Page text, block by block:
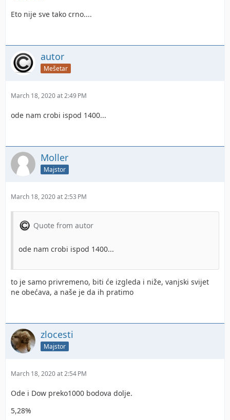
Eto nije sve tako crno....
autor
Mešetar
March 18, 2020 at 2:49 PM
ode nam crobi ispod 1400...
Moller
Majstor
March 18, 2020 at 2:53 PM
Quote from autor
ode nam crobi ispod 1400...
to je samo privremeno, biti će izgleda i niže, vanjski svijet
ne obećava, a naše je da ih pratimo
zlocesti
Majstor
March 18, 2020 at 2:54 PM
Ode i Dow preko1000 bodova dolje.
5,28%